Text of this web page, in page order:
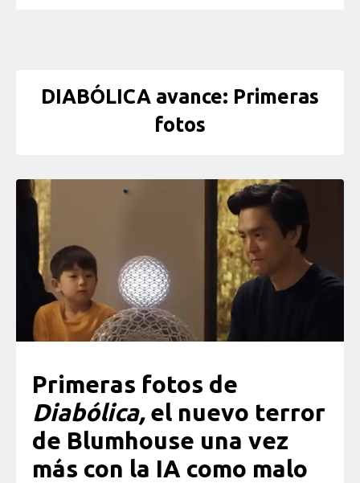
DIABÓLICA avance: Primeras
fotos
Primeras fotos de
Diabólica,el nuevo terror
de Blumhouse una vez
más con la IA como malo